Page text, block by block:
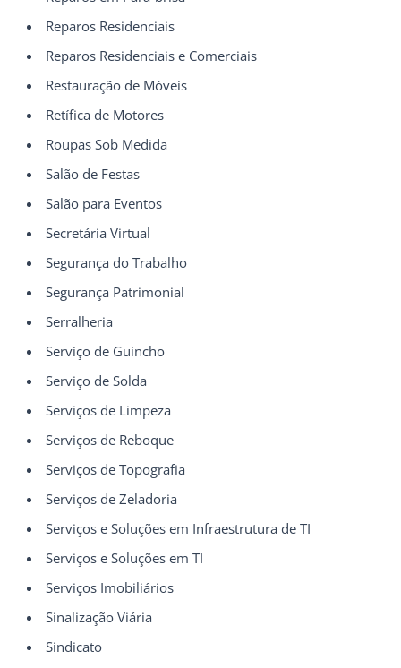
Reparos Residenciais
Reparos Residenciais e Comerciais
Restauração de Móveis
Retífica de Motores
Roupas Sob Medida
Salão de Festas
Salão para Eventos
Secretária Virtual
Segurança do Trabalho
Segurança Patrimonial
Serralheria
Serviço de Guincho
Serviço de Solda
Serviços de Limpeza
Serviços de Reboque
Serviços de Topografia
Serviços de Zeladoria
Serviços e Soluções em Infraestrutura de TI
Serviços e Soluções em TI
Serviços Imobiliários
Sinalização Viária
Sindicato